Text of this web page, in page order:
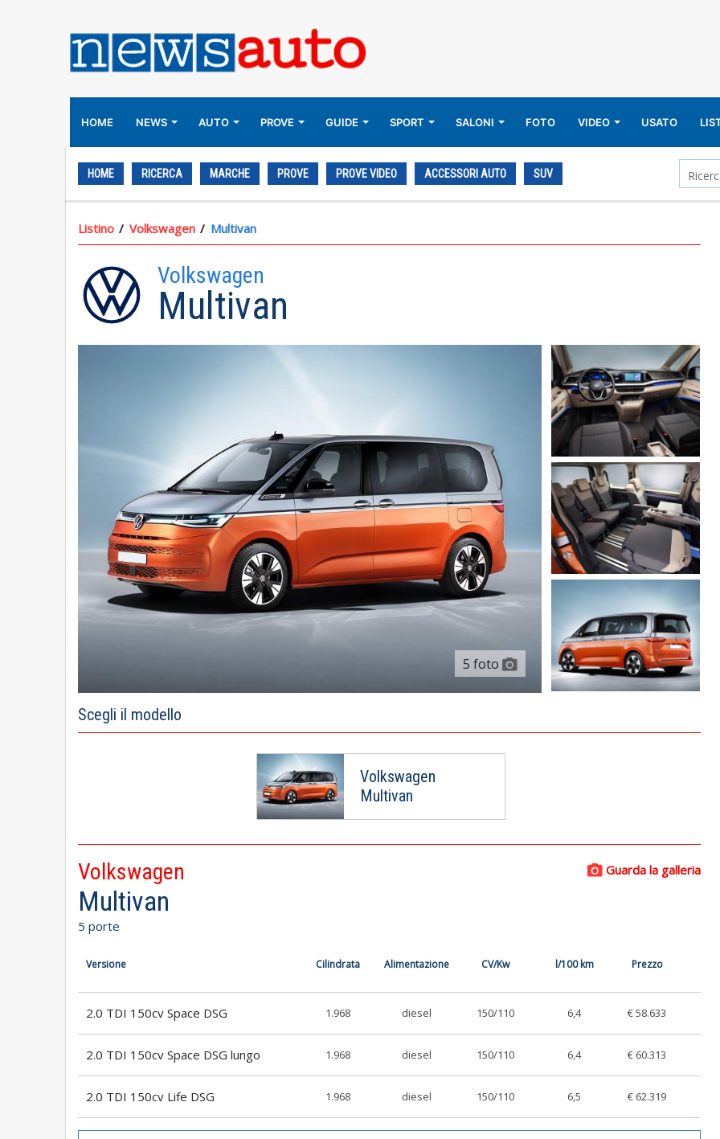
HOME NEWS AUTO PROVE GUIDE SPORT SALONI FOTO VIDEO USATO
HOME RICERCA MARCHE PROVE PROVE VIDEO ACCESSORI AUTO SUV
Listino Volkswagen Multivan
Volkswagen
Multivan
5 foto
Scegli il modello
Volkswagen
Multivan
Volkswagen
Multivan
5 porte
Guarda la galleria
Versione Cilindrata Alimentazione CV/Kw l/100 km Prezzo
2.0 TDI 150cv Space DSG 1.968 diesel 150/110 6,4 € 58.633
2.0 TDI 150cv Space DSG lungo 1.968 diesel 150/110 6,4 € 60.313
2.0 TDI 150cv Life DSG 1.968 diesel 150/110 6,5 € 62.319